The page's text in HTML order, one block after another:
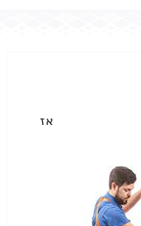
אז